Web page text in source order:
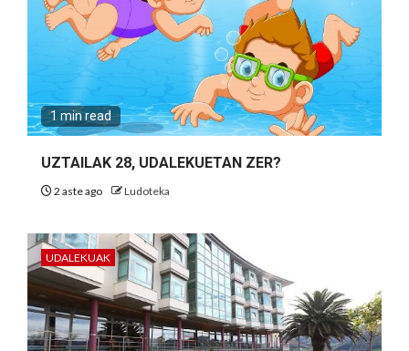
1 min read
UZTAILAK 28, UDALEKUETAN ZER?
2 aste ago Ludoteka
UDALEKUAK